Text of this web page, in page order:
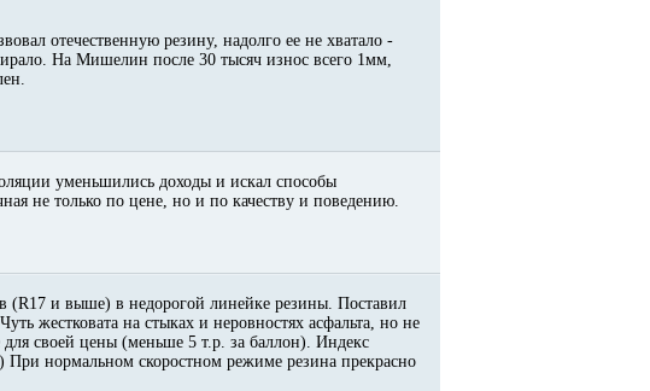
отечественную резину, надолго ее не хватало -
На Мишелин после 30 тысяч износ всего 1мм,
уменьшились доходы и искал способы
не только по цене, но и по качеству и поведению.
(R17 и выше) в недорогой линейке резины. Поставил
жестковата на стыках и неровностях асфальта, но не
для своей цены (меньше 5 т.р. за баллон). Индекс
При нормальном скоростном режиме резина прекрасно